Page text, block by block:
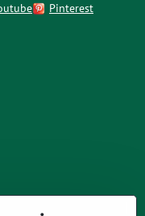
Pinterest